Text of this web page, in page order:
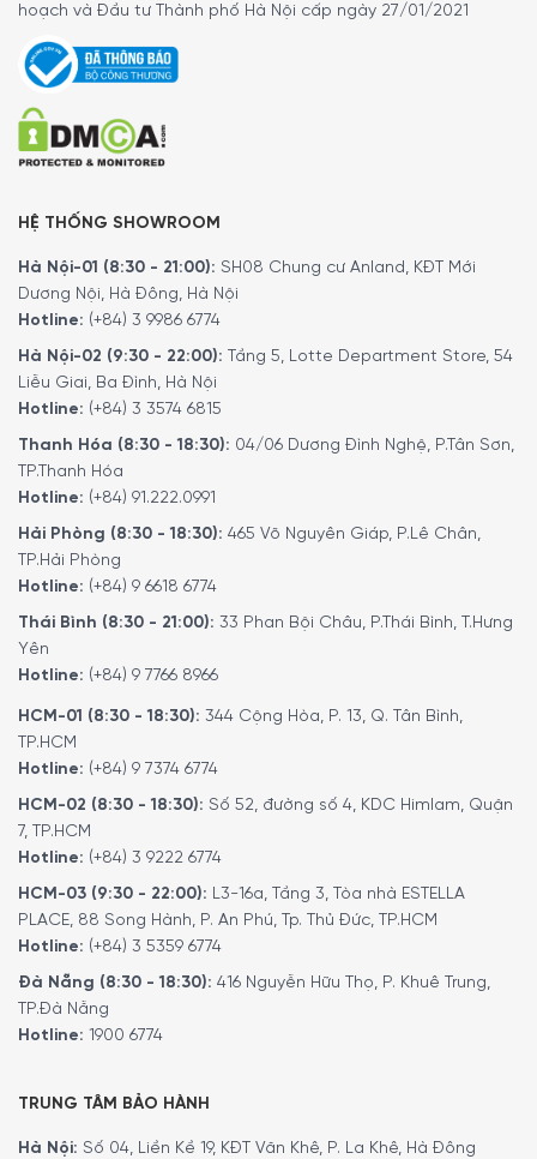
sẽ và vệ sinh dễ dàng nhờ nắp có thể tháo rời hoàn toàn
mà không gặp bất kì vấn đề gì
Hiện tại sản phẩm đang được bày bán tạihệ thống
showroom cửa hàng của Minh House
vị hãy gọi điện trực tiếp vào Hotline:
được những tư vấn chi tiết và đặt mua sản phẩm. Hoặc
đặt hàng trực tiếp trên website. Nhân viên tổng đài của
Minh House sẽ gọi lại để xác nhận đơn hàng với quý khách.
MINH HOUSE CAM KẾT:
Giao hàng nhanh chóng toàn quốc.
Bảo hành bằng thẻ bảo hành chính hãng từ công ty.
Hàng đúng nguồn gốc, chính hãng, nhập khẩu Đức & EU.
Ngoài ra quý khách còn có thể tham khảo thêm các sản
phẩmDụng cụ tiện ích khác đang được bán tại các
showroom của Minh House trên toàn quốc và website
của chúng tôi.
5/5 - (2 bình chọn)
hoạch và Đầu tư Thành phố Hà Nội cấp ngày 27/01/2021
HỆ THỐNG SHOWROOM
Hà Nội-01 (8:30 - 21:00): SH08 Chung cư Anland, KĐT Mới
Dương Nội, Hà Đông, Hà Nội
Hotline: (+84) 3 9986 6774
Hà Nội-02 (9:30 - 22:00): Tầng 5, Lotte Department Store, 54
Liễu Giai, Ba Đình, Hà Nội
Hotline: (+84) 3 3574 6815
Thanh Hóa (8:30 - 18:30): 04/06 Dương Đình Nghệ, P.Tân Sơn,
TP.Thanh Hóa
Hotline: (+84) 91.222.0991
Hải Phòng (8:30 - 18:30): 465 Võ Nguyên Giáp, P.Lê Chân,
TP.Hải Phòng
Hotline: (+84) 9 6618 6774
Thái Bình (8:30 - 21:00): 33 Phan Bội Châu, P.Thái Bình, T.Hưng
Yên
Hotline: (+84) 9 7766 8966
HCM-01 (8:30 - 18:30): 344 Cộng Hòa, P. 13, Q. Tân Bình,
TP.HCM
Hotline: (+84) 9 7374 6774
HCM-02 (8:30 - 18:30): Số 52, đường số 4, KDC Himlam, Quận
7, TP.HCM
Hotline: (+84) 3 9222 6774
HCM-03 (9:30 - 22:00): L3-16a, Tầng 3, Tòa nhà ESTELLA
PLACE, 88 Song Hành, P. An Phú, Tp. Thủ Đức, TP.HCM
Hotline: (+84) 3 5359 6774
Đà Nẵng (8:30 - 18:30): 416 Nguyễn Hữu Thọ, P. Khuê Trung,
TP.Đà Nẵng
Hotline: 1900 6774
TRUNG TÂM BẢO HÀNH
Hà Nội: Số 04, Liền Kề 19, KĐT Văn Khê, P. La Khê, Hà Đông